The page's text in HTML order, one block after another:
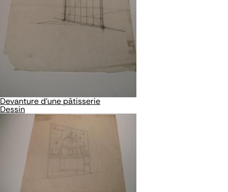
Devanture d'une pâtisserie
Dessin